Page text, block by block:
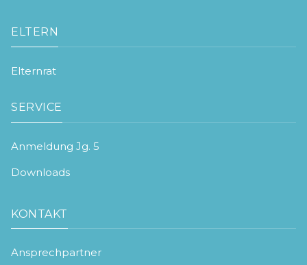
ELTERN
Elternrat
SERVICE
Anmeldung Jg. 5
Downloads
KONTAKT
Ansprechpartner